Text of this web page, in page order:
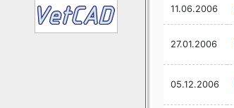
11.06.2006
27.01.2006
05.12.2006